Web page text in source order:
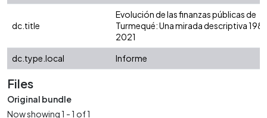
dc.title
Evolución de las finanzas públicas de
Turmequé: Una mirada descriptiva
2021
dc.type.local
Informe
Files
Original bundle
Now showing1 - 1 of 1